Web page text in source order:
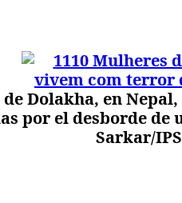
Dolakha, en
por el desborde de
Sarkar/